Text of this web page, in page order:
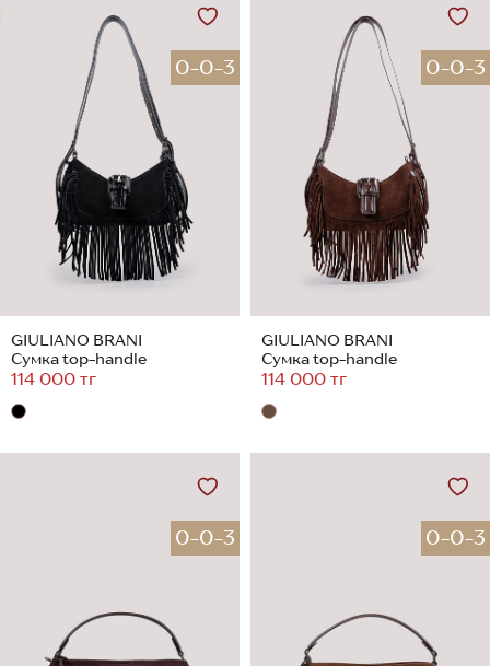
0-0-3
GIULIANO BRANI
Сумка top-handle
114 000 тг
0-0-3
GIULIANO BRANI
Сумка top-handle
114 000 тг
0-0-3 0-0-3